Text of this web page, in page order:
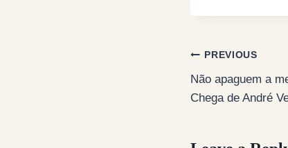
Post
navigation
PREVIOUS
Não apaguem a
Chega de André